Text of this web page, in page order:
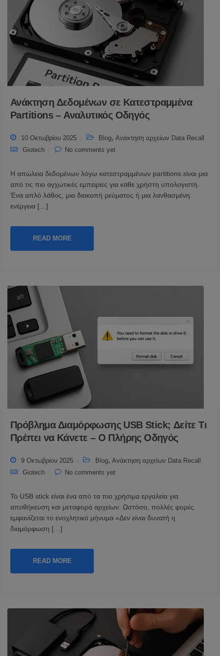
Ανάκτηση Δεδομένων σε Κατεστραμμένα
Partitions – Αναλυτικός Οδηγός
10 Οκτωβρίου 2025 Blog, Ανάκτηση αρχείων Data Recall
Giotech
No comments yet
Η απώλεια δεδομένων λόγω κατεστραμμένων partitions είναι μια
από τις πιο αγχωτικές εμπειρίες για κάθε χρήστη υπολογιστή.
Ένα απλό λάθος, μια διακοπή ρεύματος ή μια λανθασμένη
ενέργεια […]
READ MORE
Πρόβλημα Διαμόρφωσης USB Stick; Δείτε Τι
Πρέπει να Κάνετε – Ο Πλήρης Οδηγός
9 Οκτωβρίου 2025 Blog, Ανάκτηση αρχείων Data Recall
Giotech
No comments yet
Το USB stick είναι ένα από τα πιο χρήσιμα εργαλεία για
αποθήκευση και μεταφορά αρχείων. Ωστόσο, πολλές φορές
εμφανίζεται το ενοχλητικό μήνυμα «Δεν είναι δυνατή η
διαμόρφωση […]
READ MORE